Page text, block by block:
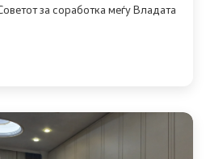
за соработка меѓу Владата